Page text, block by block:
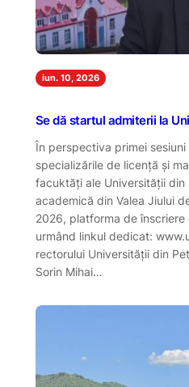
iun. 10, 2026
Se dă startul admiterii la
În perspectiva primei
specializările de licență și
facuktăți ale Universității din
academică din Valea Jiului
2026, platforma de
urmând linkul dedicat:
rectorului Universității din
Sorin Mihai…